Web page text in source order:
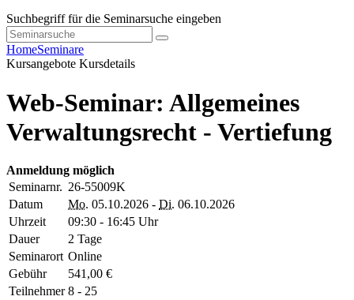
Suchbegriff für die Seminarsuche eingeben
HomeSeminare
Kursangebote Kursdetails
Web-Seminar: Allgemeines
Verwaltungsrecht - Vertiefung
Anmeldung möglich
Seminarnr. 26-55009K
Datum
Mo. 05.10.2026 - Di. 06.10.2026
Uhrzeit
09:30 - 16:45 Uhr
Dauer
2 Tage
Seminarort Online
Gebühr
541,00 €
Teilnehmer 8 - 25